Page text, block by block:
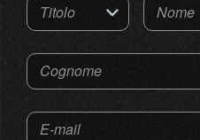
Titolo Nome
Cognome
E-mail